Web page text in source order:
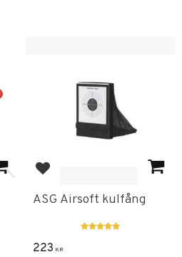
Add to favorites
ASG Airsoft kulfång
223 KR